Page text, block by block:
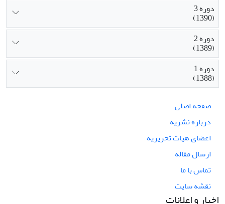
دوره 3
(1390)
دوره 2
(1389)
دوره 1
(1388)
صفحه اصلی
درباره نشریه
اعضای هیات تحریریه
ارسال مقاله
تماس با ما
نقشه سایت
اخبار و اعلانات